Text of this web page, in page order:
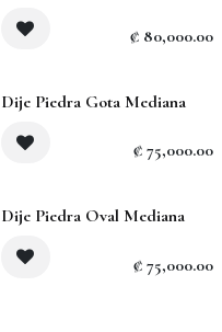
₡ 80,000.00
Dije Piedra Gota Mediana
₡75,000.00
Dije Piedra Oval Mediana
₡75,000.00